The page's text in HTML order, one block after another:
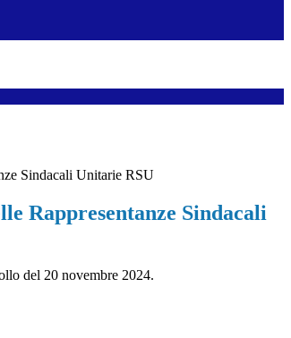
Sindacali Unitarie RSU
Rappresentanze Sindacali
del 20 novembre 2024.